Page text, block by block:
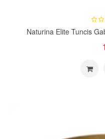
Naturina Elite Tuncis